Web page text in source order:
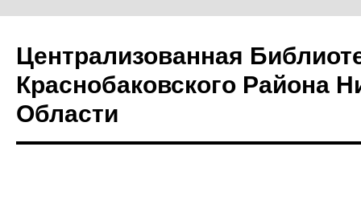
Централизованная
Краснобаковского Района
Области